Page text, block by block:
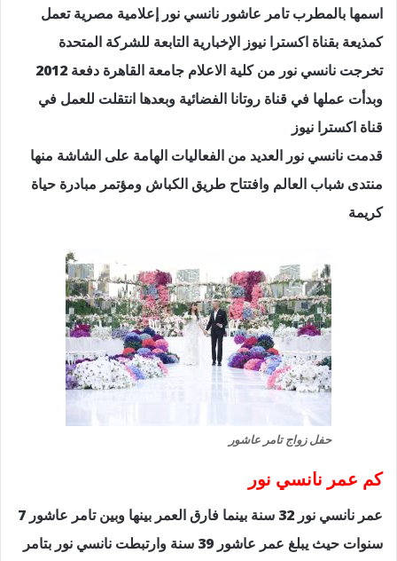
اسمها بالمطرب تامر عاشور نانسي نور إعلامية مصرية تعمل
كمذيعة بقناة اكسترا نيوز الإخبارية التابعة للشركة المتحدة
تخرجت نانسي نور من كلية الاعلام جامعة القاهرة دفعة 2012
وبدأت عملها في قناة روتانا الفضائية وبعدها انتقلت للعمل في
قناة اكسترا نيوز
قدمت نانسي نور العديد من الفعاليات الهامة على الشاشة منها
منتدى شباب العالم وافتتاح طريق الكباش ومؤتمر مبادرة حياة
كريمة
حفل زواج تامر عاشور
كم عمر نانسي نور
عمر نانسي نور 32 سنة بينما فارق العمر بينها وبين تامر عاشور 7
سنوات حيث يبلغ عمر عاشور 39 سنة وارتبطت نانسي نور بتامر